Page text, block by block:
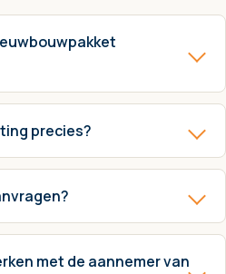
precies?
met de aannemer van